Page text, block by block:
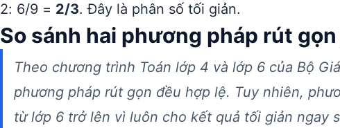
2: 6/9 = 2/3. Đây là phân số tối giản.
So sánh hai phương pháp rút
Theo chương trình Toán lớp 4 và lớp 6 của Bộ
phương pháp rút gọn đều hợp lệ. Tuy nhiên,
từ lớp 6 trở lên vì luôn cho kết quả tối giản ngay